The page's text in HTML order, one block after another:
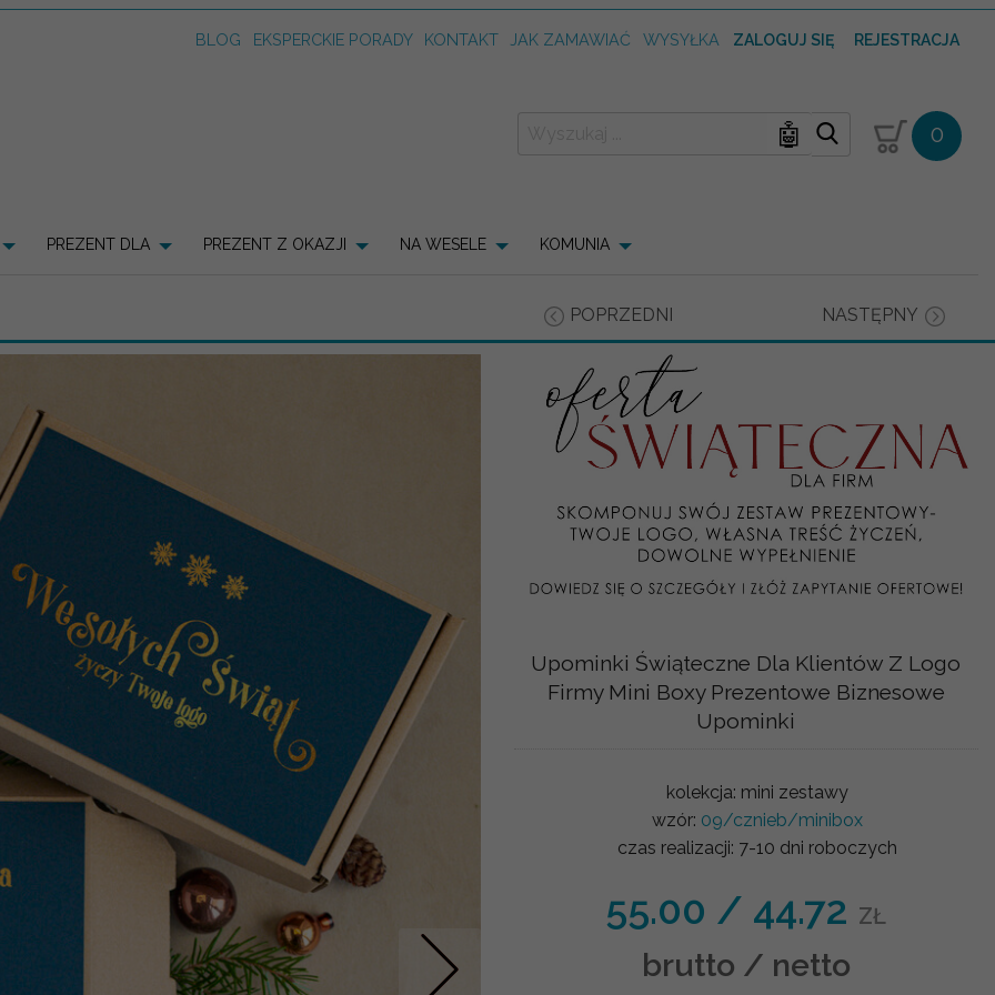
BLOG EKSPERCKIE PORADY KONTAKT JAK ZAMAWIAĆ WYSYŁKA ZALOGUJ SIĘ REJESTRACJA
🤖 0
PREZENT DLA PREZENT Z OKAZJI NA WESELE KOMUNIA
POPRZEDNI NASTĘPNY
Nastepne
Upominki Świąteczne Dla Klientów Z Logo
Firmy Mini Boxy Prezentowe Biznesowe
Upominki
kolekcja: mini zestawy
wzór: 09/cznieb/minibox
czas realizacji: 7-10 dni roboczych
55.00 / 44.72 ZŁ
brutto / netto